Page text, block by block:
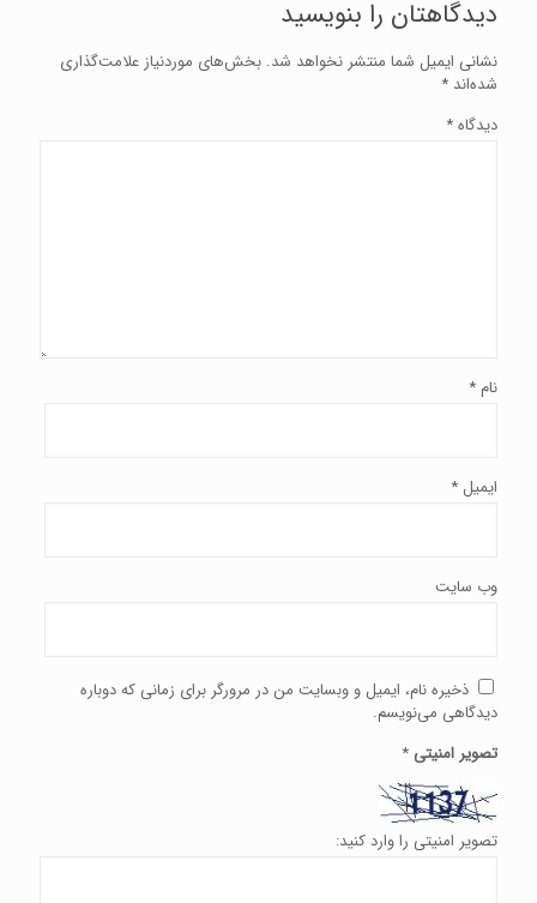
دیدگاهتان را بنویسید
نشانی ایمیل شما منتشر نخواهد شد. بخش‌های موردنیاز علامت‌گذاری
شده‌اند *
دیدگاه*
نام *
ایمیل *
وب‌ سایت
ذخیره نام، ایمیل و وبسایت من در مرورگر برای زمانی که دوباره
دیدگاهی می‌نویسم.
تصویر امنیتی *
تصویر امنیتی را وارد کنید: